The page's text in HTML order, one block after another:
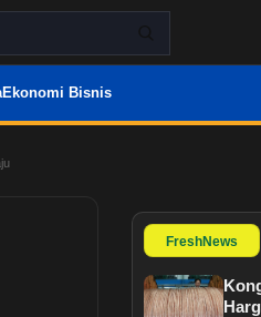
Ekonomi Bisnis
FreshNews